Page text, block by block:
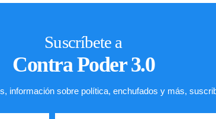
Suscríbete a
Contra Poder 3.0
información sobre política, enchufados y más,